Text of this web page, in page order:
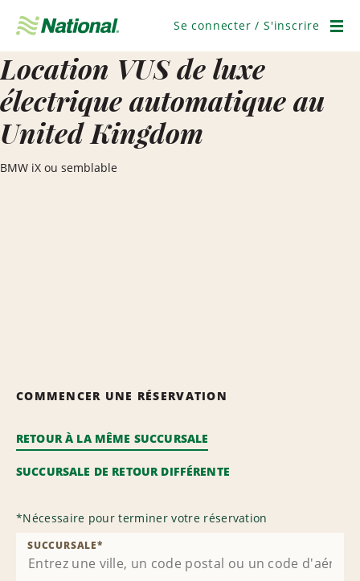
navigation
Se connecter / S'inscrire
Location VUS de luxe
électrique automatique au
United Kingdom
BMW iX ou semblable
COMMENCER UNE RÉSERVATION
RETOUR À LA MÊME SUCCURSALE
SUCCURSALE DE RETOUR DIFFÉRENTE
*Nécessaire pour terminer votre réservation
SUCCURSALE*